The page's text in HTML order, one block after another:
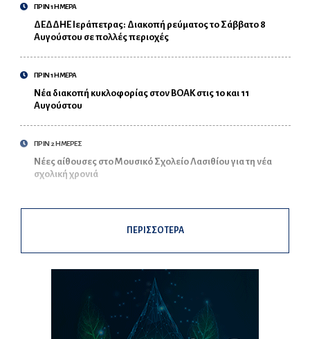
ΠΡΙΝ 1 ΗΜΕΡΑ
ΔΕΔΔΗΕ Ιεράπετρας: Διακοπή ρεύματος το Σάββατο 8
Αυγούστου σε πολλές περιοχές
ΠΡΙΝ 1 ΗΜΕΡΑ
Νέα διακοπή κυκλοφορίας στον ΒΟΑΚ στις 10 και 11
Αυγούστου
ΠΡΙΝ 2 ΗΜΕΡΕΣ
Νέες αίθουσες στο Μουσικό Σχολείο Λασιθίου για τη νέα
σχολική χρονιά
ΠΕΡΙΣΣΟΤΕΡΑ